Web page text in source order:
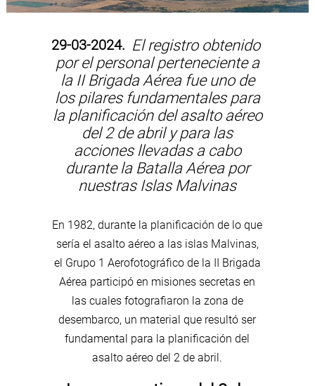
29-03-2024. El registro obtenido
por el personal perteneciente a
la II Brigada Aérea fue uno de
los pilares fundamentales para
la planificación del asalto aéreo
del 2 de abril y para las
acciones llevadas a cabo
durante la Batalla Aérea por
nuestras Islas Malvinas
En 1982, durante la planificación de lo que
sería el asalto aéreo a las islas Malvinas,
el Grupo 1 Aerofotográfico de la II Brigada
Aérea participó en misiones secretas en
las cuales fotografiaron la zona de
desembarco, un material que resultó ser
fundamental para la planificación del
asalto aéreo del 2 de abril.